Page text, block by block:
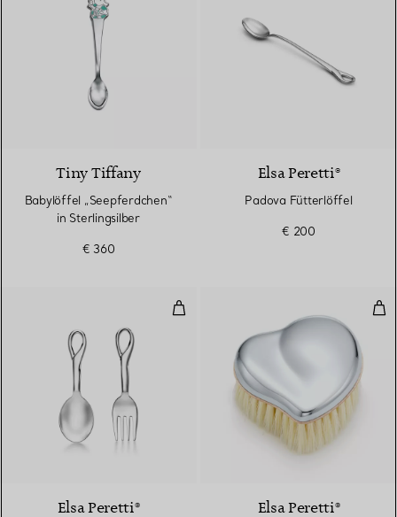
Tiny Tiffany
Babylöffel „Seepferdchen“
in Sterlingsilber
€ 360
Elsa Peretti®
Padova Fütterlöffel
€ 200
Padova Babybesteck mit Gabel
Elsa Peretti® Elsa Peretti®